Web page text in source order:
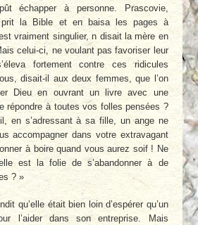
échapper à personne. Prascovie,
prit la Bible et en baisa les pages à
vraiment singulier, n disait la mère en
celui-ci, ne voulant pas favoriser leur
fortement contre ces ridicules
disait-il aux deux femmes, que l’on
Dieu en ouvrant un livre avec une
répondre à toutes vos folles pensées ?
en s’adressant à sa fille, un ange ne
accompagner dans votre extravagant
à boire quand vous aurez soif ! Ne
est la folie de s’abandonner à de
? »
qu’elle était bien loin d’espérer qu’un
l’aider dans son entreprise. Mais